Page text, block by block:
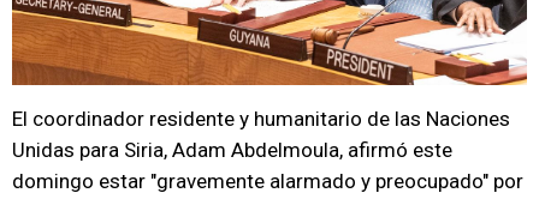
El coordinador residente y humanitario de las Naciones
Unidas para Siria, Adam Abdelmoula, afirmó este
domingo estar "gravemente alarmado y preocupado" por